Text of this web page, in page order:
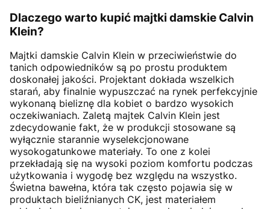
Dlaczego warto kupić majtki damskie Calvin
Klein?
Majtki damskie Calvin Klein w przeciwieństwie do
tanich odpowiedników są po prostu produktem
doskonałej jakości. Projektant dokłada wszelkich
starań, aby finalnie wypuszczać na rynek perfekcyjnie
wykonaną bieliznę dla kobiet o bardzo wysokich
oczekiwaniach. Zaletą majtek Calvin Klein jest
zdecydowanie fakt, że w produkcji stosowane są
wyłącznie starannie wyselekcjonowane
wysokogatunkowe materiały. To one z kolei
przekładają się na wysoki poziom komfortu podczas
użytkowania i wygodę bez względu na wszystko.
Świetna bawełna, która tak często pojawia się w
produktach bieliźnianych CK, jest materiałem